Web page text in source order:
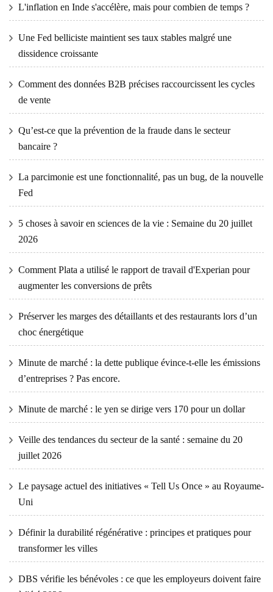
L'inflation en Inde s'accélère, mais pour combien de temps ?
Une Fed belliciste maintient ses taux stables malgré une
dissidence croissante
Comment des données B2B précises raccourcissent les cycles
de vente
Qu’est-ce que la prévention de la fraude dans le secteur
bancaire ?
La parcimonie est une fonctionnalité, pas un bug, de la nouvelle
Fed
5 choses à savoir en sciences de la vie : Semaine du 20 juillet
2026
Comment Plata a utilisé le rapport de travail d'Experian pour
augmenter les conversions de prêts
Préserver les marges des détaillants et des restaurants lors d’un
choc énergétique
Minute de marché : la dette publique évince-t-elle les émissions
d’entreprises ? Pas encore.
Minute de marché : le yen se dirige vers 170 pour un dollar
Veille des tendances du secteur de la santé : semaine du 20
juillet 2026
Le paysage actuel des initiatives « Tell Us Once » au Royaume-
Uni
Définir la durabilité régénérative : principes et pratiques pour
transformer les villes
DBS vérifie les bénévoles : ce que les employeurs doivent faire